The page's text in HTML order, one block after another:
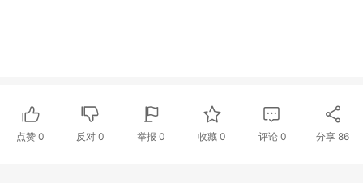
点赞 0 反对0 举报 0 收藏 0 评论 0 分享86